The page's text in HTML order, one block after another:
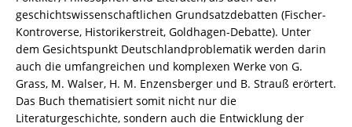
9
Menge
geschichtswissenschaftlichen Grundsatzdebatten (Fischer-
Kontroverse, Historikerstreit, Goldhagen-Debatte). Unter
dem Gesichtspunkt Deutschlandproblematik werden darin
auch die umfangreichen und komplexen Werke von G.
Grass, M. Walser, H. M. Enzensberger und B. Strauß erörtert.
Das Buch thematisiert somit nicht nur die
Literaturgeschichte, sondern auch die Entwicklung der